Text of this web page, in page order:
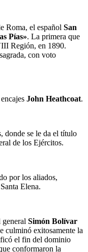
Roma, el español San
Pías». La primera que
Región, en 1890.
con voto
John Heathcoat.
donde se le da el título
de los Ejércitos.
por los aliados,
Elena.
general Simón Bolívar
culminó exitosamente la
el fin del dominio
conformaron la